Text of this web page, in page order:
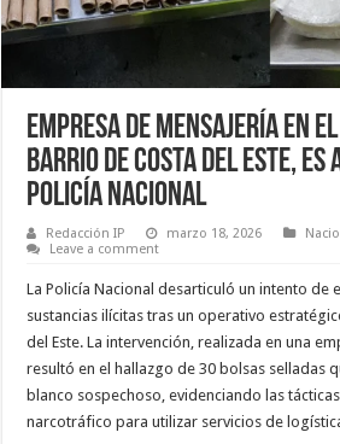
Empresa de Mensajería en
Barrio de Costa del Este,
Policía Nacional
Redacción IP marzo 18, 2026
Leave a comment
La Policía Nacional desarticuló un intento de
sustancias ilícitas tras un operativo
del Este. La intervención, realizada en una
resultó en el hallazgo de 30 bolsas selladas
blanco sospechoso, evidenciando las
narcotráfico para utilizar servicios de